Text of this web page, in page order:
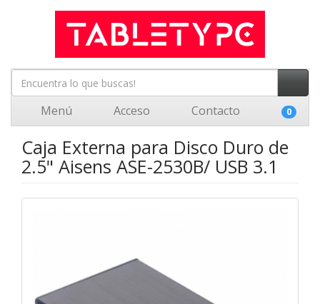
Menú Acceso Contacto 0
Caja Externa para Disco Duro de
2.5" Aisens ASE-2530B/ USB 3.1